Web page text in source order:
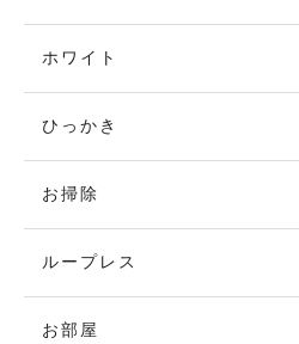
ホワイト
ひっかき
お掃除
ループレス
お部屋